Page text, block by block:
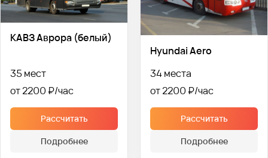
КАВЗ Аврора (белый)
35 мест
от 2200 ₽
Рассчитать
Подробнее
Hyundai Aero
34 места
от 2200 ₽
Рассчитать
Подробнее